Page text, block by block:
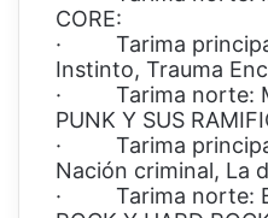
CORE:
· Tarima
Instinto, Trauma
· Tarima norte:
PUNK Y SUS
· Tarima
Nación criminal, La
· Tarima norte: